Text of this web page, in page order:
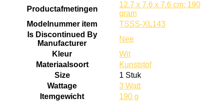
Productafmetingen
12.7 x 7.6 x 7.6 cm; 190
gram
Modelnummer item
TSSS-XL143
Is Discontinued By
Manufacturer
Nee
Kleur
Wit
Materiaalsoort
Kunststof
Size
1 Stuk
Wattage
3 Watt
Itemgewicht
190 g